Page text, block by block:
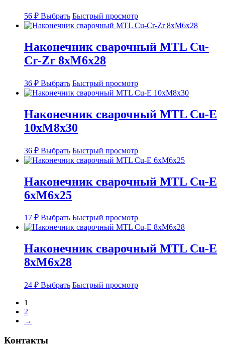
на
странице
56 ₽ Выбрать Этот
товар
имеет
вариаций.
Опции
можно
на
странице
Быстрый просмотр
Наконечник сварочный MTL Cu-
Cr-Zr 8xM6x28
36 ₽ Выбрать Этот
товар
имеет
вариаций.
Опции
можно
на
странице
Быстрый просмотр
Наконечник сварочный MTL Cu-E
10xM8x30
36 ₽ Выбрать Этот
товар
имеет
вариаций.
на
странице
Быстрый просмотр
Наконечник сварочный MTL Cu-E
6xM6x25
17 ₽ Выбрать Этот
товар
имеет
вариаций.
на
Быстрый просмотр
Наконечник сварочный MTL Cu-E
8xM6x28
24 ₽ Выбрать Этот
товар
Быстрый просмотр
1
2
→
Контакты